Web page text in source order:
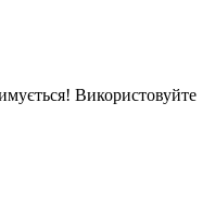
Використовуйте